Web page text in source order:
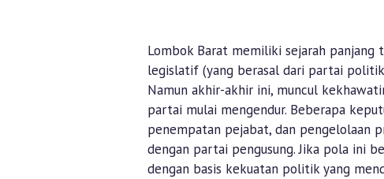
Lombok Barat memiliki sejarah
legislatif (yang berasal dari partai
Namun akhir-akhir ini, muncul
partai mulai mengendur. Beberapa
penempatan pejabat, dan pengelolaan
dengan partai pengusung. Jika pola ini
dengan basis kekuatan politik yang